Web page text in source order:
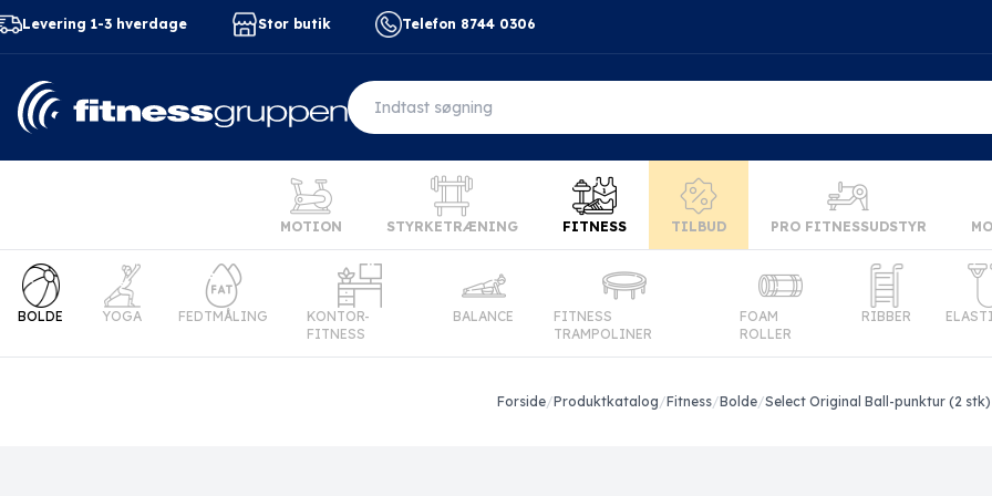
Levering 1-3 hverdage Stor butik Telefon 8744 0306
MOTION STYRKETRÆNING FITNESS TILBUD PRO FITNESSUDSTYR
BOLDE YOGA FEDTMÅLING
KONTOR-
FITNESS
BALANCE
FITNESS
TRAMPOLINER
FOAM
ROLLER
RIBBER
Forside/Produktkatalog/Fitness/Bolde/Select Original Ball-punktur (2 stk)